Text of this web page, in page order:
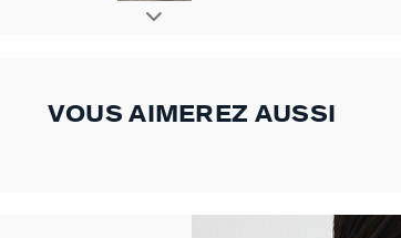
VOUS AIMEREZ AUSSI